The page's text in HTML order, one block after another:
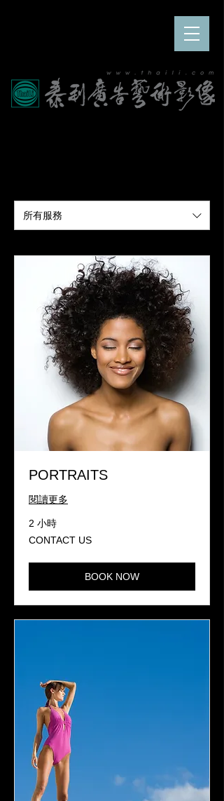
所有服務
PORTRAITS
閱讀更多
2 小時
CONTACT
US
CONTACT US
BOOK NOW